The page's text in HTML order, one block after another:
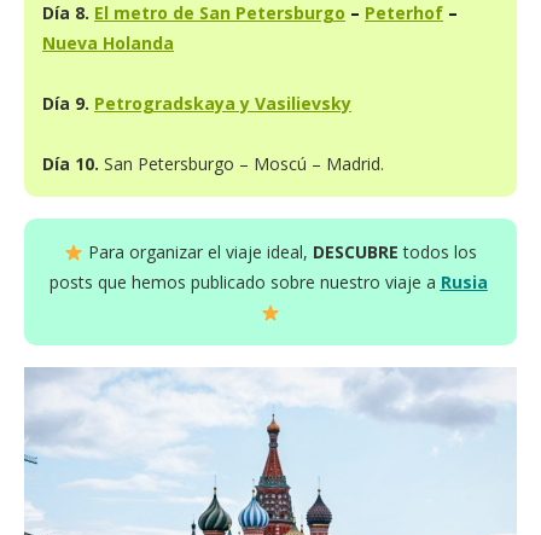
Día 8. El metro de San Petersburgo – Peterhof –
Nueva Holanda
Día 9. Petrogradskaya y Vasilievsky
Día 10. San Petersburgo – Moscú – Madrid.
Para organizar el viaje ideal, DESCUBREtodos los
posts que hemos publicado sobre nuestro viaje a Rusia